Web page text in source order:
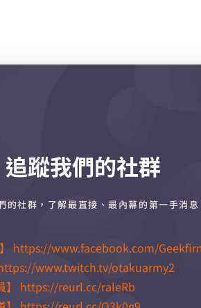
追蹤我們的社群
的社群，了解最直接、最內幕的第一手消息
https://www.facebook.com/
www.twitch.tv/otakuarmy2
https://reurl.cc/raleRb​